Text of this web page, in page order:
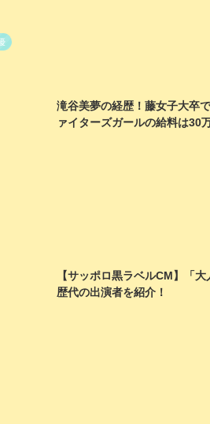
滝谷美夢の経歴！藤女子大卒
ァイターズガールの給料は30
【サッポロ黒ラベルCM】「大
歴代の出演者を紹介！